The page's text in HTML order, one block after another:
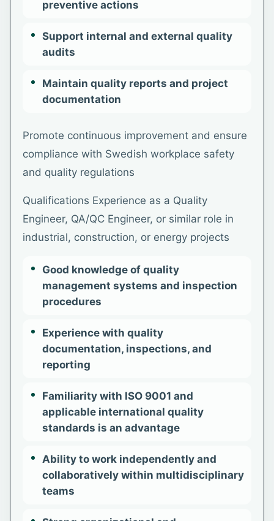
preventive actions
Support internal and external quality
audits
Maintain quality reports and project
documentation
Promote continuous improvement and ensure
compliance with Swedish workplace safety
and quality regulations
Qualifications Experience as a Quality
Engineer, QA/QC Engineer, or similar role in
industrial, construction, or energy projects
Good knowledge of quality
management systems and inspection
procedures
Experience with quality
documentation, inspections, and
reporting
Familiarity with ISO 9001 and
applicable international quality
standards is an advantage
Ability to work independently and
collaboratively within multidisciplinary
teams